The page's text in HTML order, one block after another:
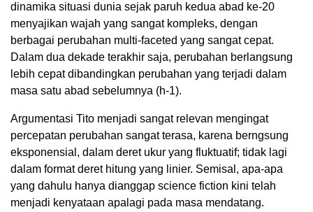
dinamika situasi dunia sejak paruh kedua abad ke-20
menyajikan wajah yang sangat kompleks, dengan
berbagai perubahan multi-faceted yang sangat cepat.
Dalam dua dekade terakhir saja, perubahan berlangsung
lebih cepat dibandingkan perubahan yang terjadi dalam
masa satu abad sebelumnya (h-1).
Argumentasi Tito menjadi sangat relevan mengingat
percepatan perubahan sangat terasa, karena berngsung
eksponensial, dalam deret ukur yang fluktuatif; tidak lagi
dalam format deret hitung yang linier. Semisal, apa-apa
yang dahulu hanya dianggap science fiction kini telah
menjadi kenyataan apalagi pada masa mendatang.